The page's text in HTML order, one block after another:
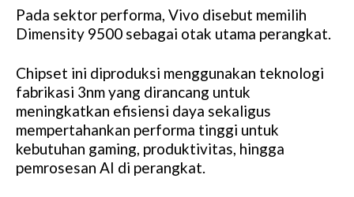
Pada sektor performa, Vivo disebut memilih
Dimensity 9500 sebagai otak utama perangkat.
Chipset ini diproduksi menggunakan teknologi
fabrikasi 3nm yang dirancang untuk
meningkatkan efisiensi daya sekaligus
mempertahankan performa tinggi untuk
kebutuhan gaming, produktivitas, hingga
pemrosesan AI di perangkat.